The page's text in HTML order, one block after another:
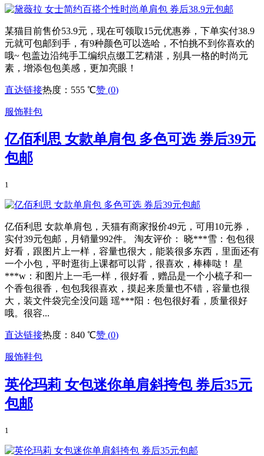
某猫目前售价53.9元，现在可领取15元优惠券，下单实付38.9
元就可包邮到手，有9种颜色可以选哈，不怕挑不到你喜欢的
哦~ 包盖边沿纯手工编织点缀工艺精湛，别具一格的时尚元
素，增添包包美感，更加亮眼！
直达链接热度：555 ℃赞 (0)
服饰鞋包
亿佰利思 女款单肩包 多色可选 券后39元
包邮
1
亿佰利思 女款单肩包，天猫有商家报价49元，可用10元券，
实付39元包邮，月销量992件。 淘友评价： 晓***雪：包包很
好看，跟图片上一样，容量也很大，能装很多东西，里面还有
一个小包，平时逛街上课都可以背，很喜欢，棒棒哒！ 星
***w：和图片上一毛一样，很好看，赠品是一个小梳子和一
个香包很香，包包我很喜欢，摸起来质量也不错，容量也很
大，装文件袋完全没问题 瑶***阳：包包很好看，质量很好
哦。很容...
直达链接热度：840 ℃赞 (0)
服饰鞋包
英伦玛莉 女包迷你单肩斜挎包 券后35元
包邮
1